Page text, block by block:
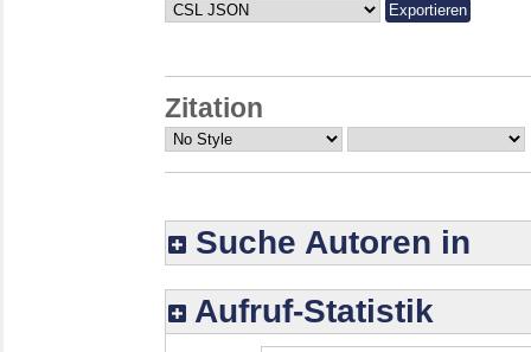
Zitation
Suche Autoren in
Aufruf-Statistik